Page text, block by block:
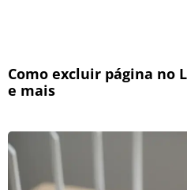
Como excluir página no
e mais